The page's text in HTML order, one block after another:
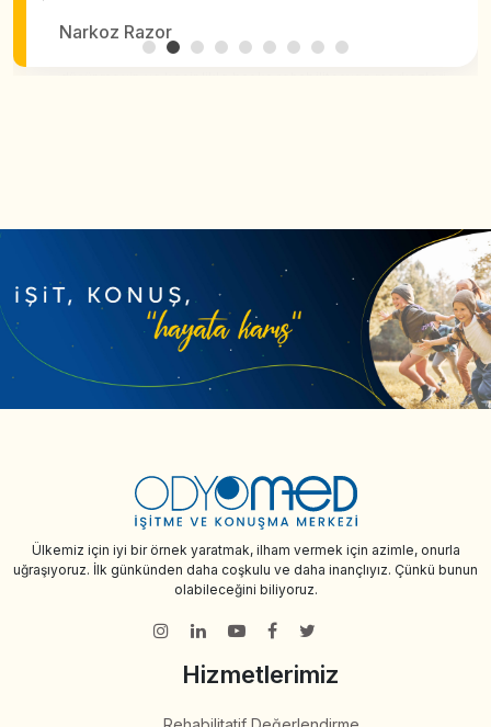
Narkoz Razor
Ülkemiz için iyi bir örnek yaratmak, ilham vermek için azimle, onurla
uğraşıyoruz. İlk günkünden daha coşkulu ve daha inançlıyız. Çünkü bunun
olabileceğini biliyoruz.
Hizmetlerimiz
Rehabilitatif Değerlendirme